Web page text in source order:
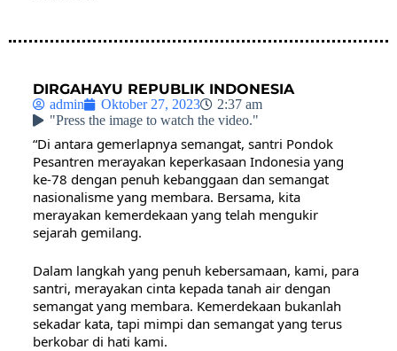
DIRGAHAYU REPUBLIK INDONESIA
admin Oktober 27, 2023
2:37 am
"Press the image to watch the video."
“Di antara gemerlapnya semangat, santri Pondok
Pesantren merayakan keperkasaan Indonesia yang
ke-78 dengan penuh kebanggaan dan semangat
nasionalisme yang membara. Bersama, kita
merayakan kemerdekaan yang telah mengukir
sejarah gemilang.
Dalam langkah yang penuh kebersamaan, kami, para
santri, merayakan cinta kepada tanah air dengan
semangat yang membara. Kemerdekaan bukanlah
sekadar kata, tapi mimpi dan semangat yang terus
berkobar di hati kami.